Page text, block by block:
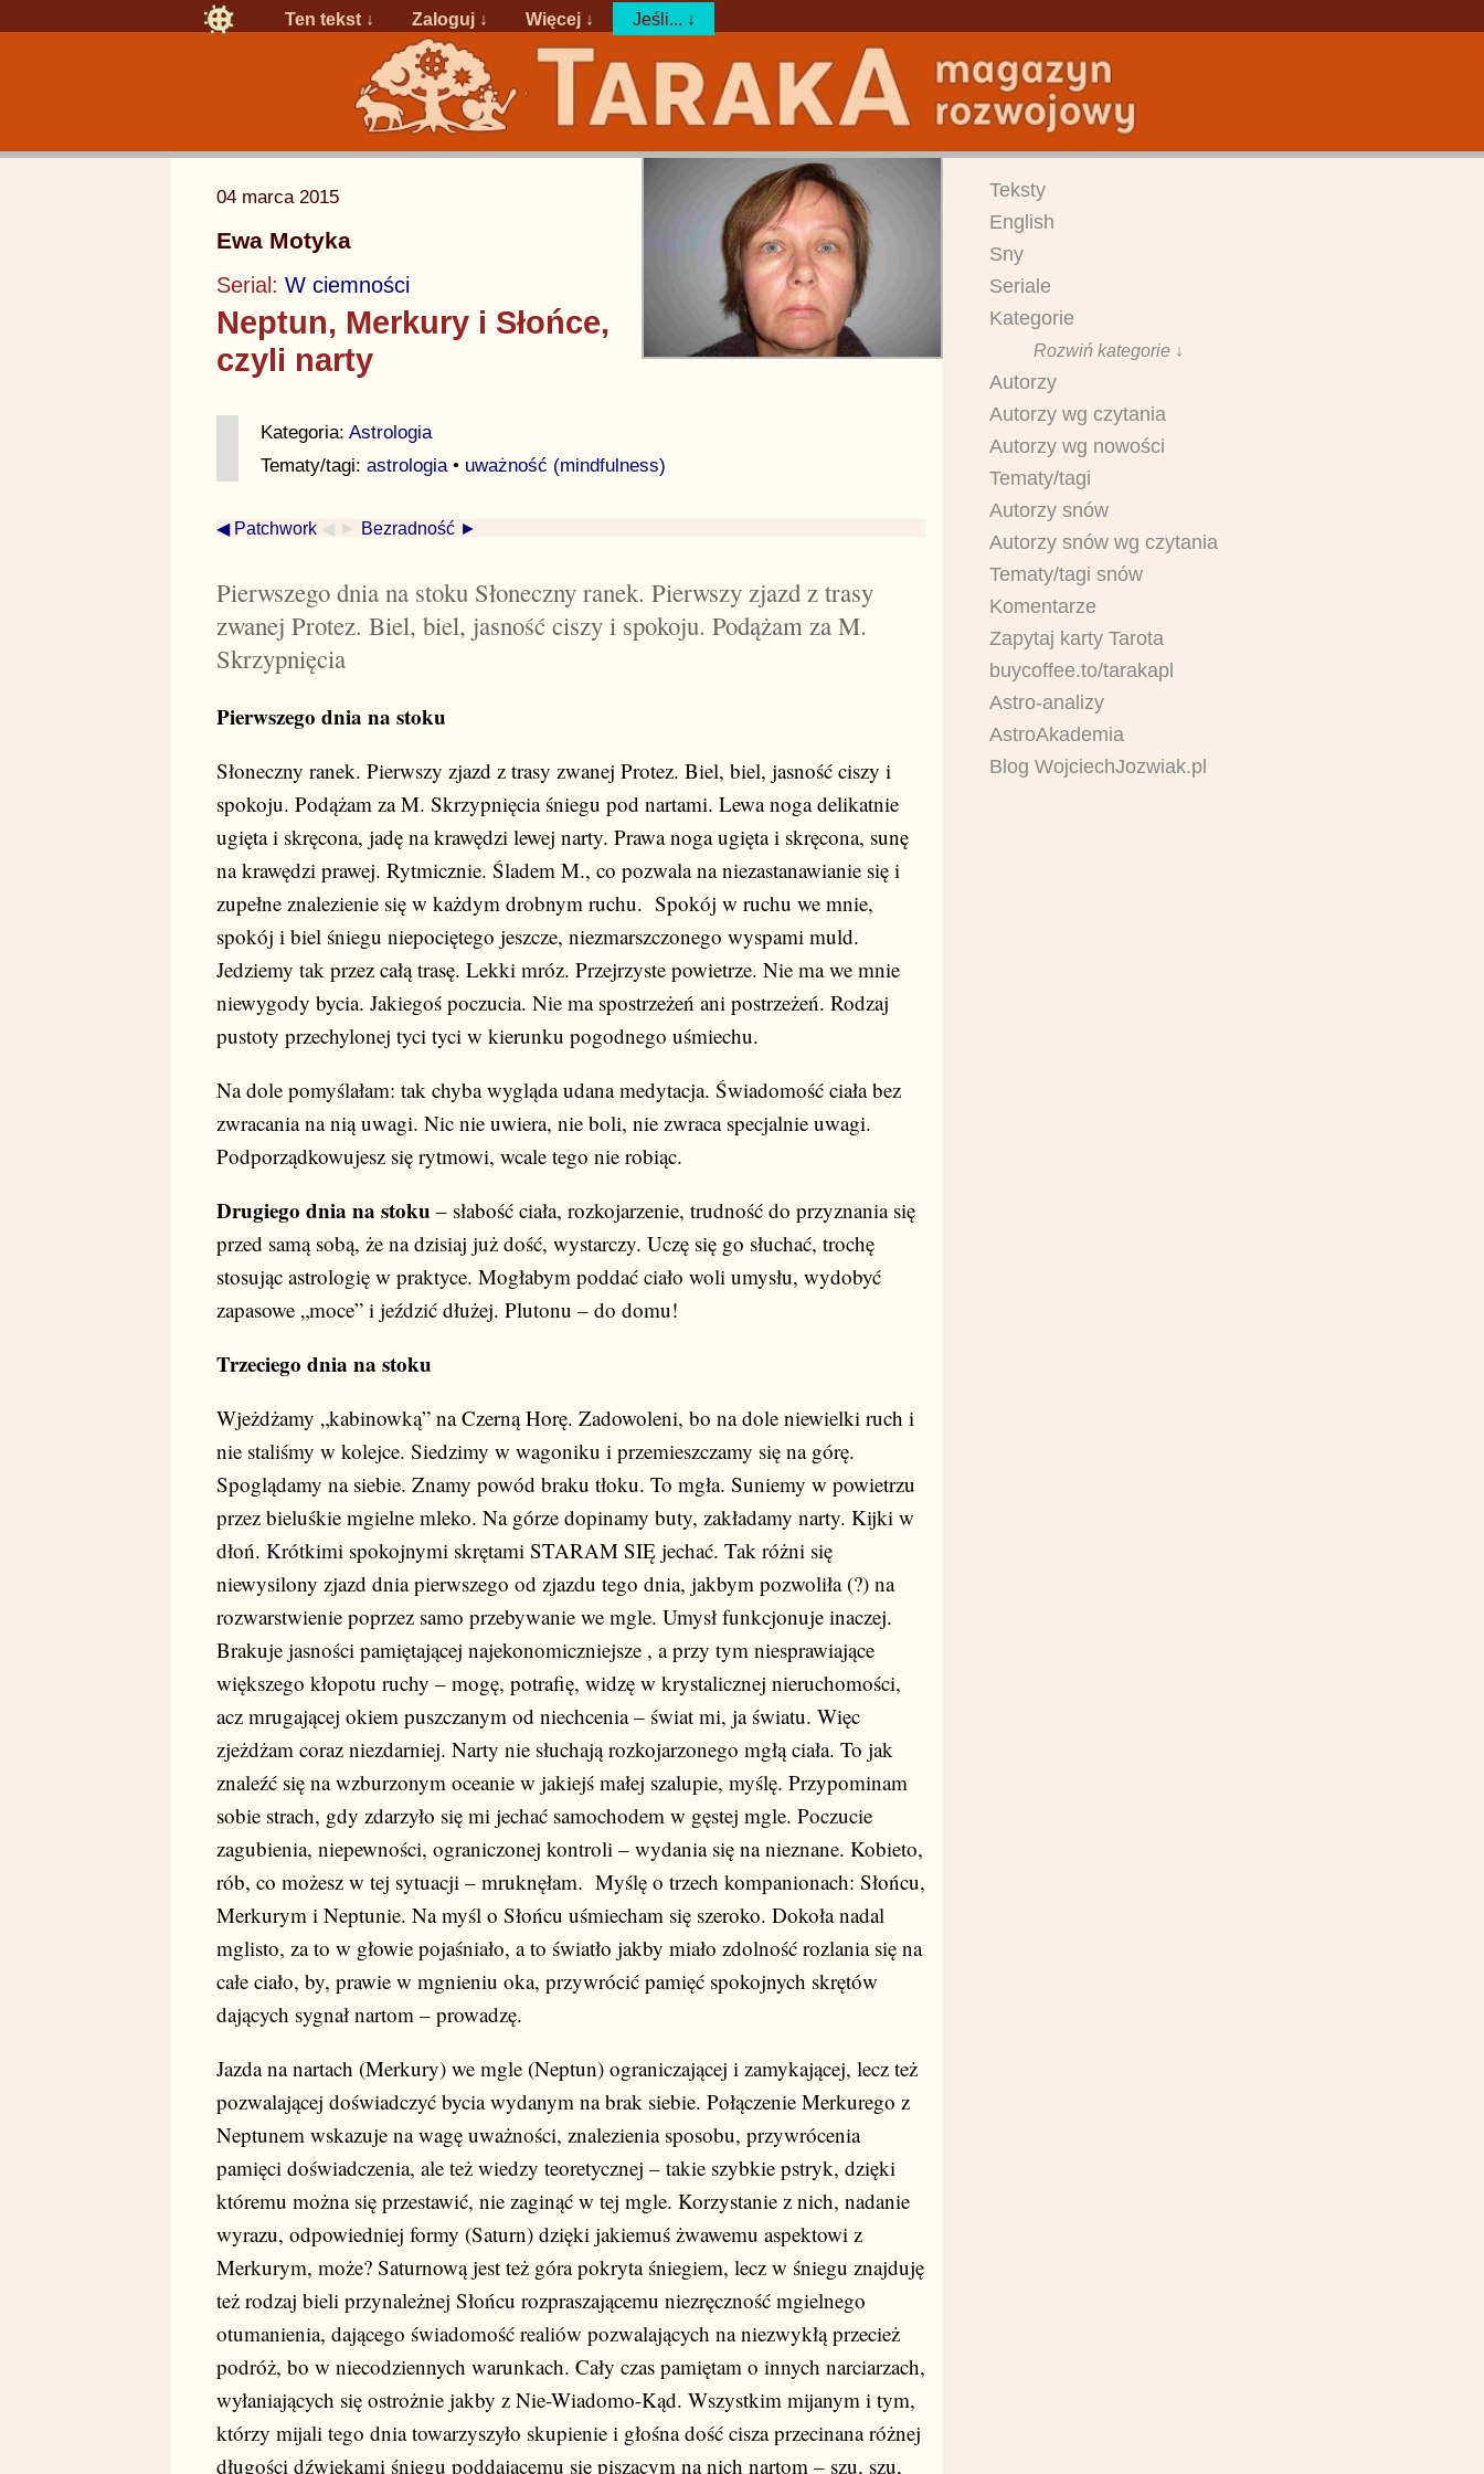
Ten tekst ↓ Zaloguj ↓ Więcej ↓ Jeśli... ↓
04 marca 2015
Ewa Motyka
Serial: W ciemności
Neptun, Merkury i Słońce,
czyli narty
Kategoria: Astrologia
Tematy/tagi: astrologia • uważność (mindfulness)
◀ Patchwork ◀ ► Bezradność ►
Pierwszego dnia na stoku Słoneczny ranek. Pierwszy zjazd z trasy
zwanej Protez. Biel, biel, jasność ciszy i spokoju. Podążam za M.
Skrzypnięcia
Pierwszego dnia na stoku
Słoneczny ranek. Pierwszy zjazd z trasy zwanej Protez. Biel, biel, jasność ciszy i
spokoju. Podążam za M. Skrzypnięcia śniegu pod nartami. Lewa noga delikatnie
ugięta i skręcona, jadę na krawędzi lewej narty. Prawa noga ugięta i skręcona, sunę
na krawędzi prawej. Rytmicznie. Śladem M., co pozwala na niezastanawianie się i
zupełne znalezienie się w każdym drobnym ruchu. Spokój w ruchu we mnie,
spokój i biel śniegu niepociętego jeszcze, niezmarszczonego wyspami muld.
Jedziemy tak przez całą trasę. Lekki mróz. Przejrzyste powietrze. Nie ma we mnie
niewygody bycia. Jakiegoś poczucia. Nie ma spostrzeżeń ani postrzeżeń. Rodzaj
pustoty przechylonej tyci tyci w kierunku pogodnego uśmiechu.
Na dole pomyślałam: tak chyba wygląda udana medytacja. Świadomość ciała bez
zwracania na nią uwagi. Nic nie uwiera, nie boli, nie zwraca specjalnie uwagi.
Podporządkowujesz się rytmowi, wcale tego nie robiąc.
Drugiego dnia na stoku – słabość ciała, rozkojarzenie, trudność do przyznania się
przed samą sobą, że na dzisiaj już dość, wystarczy. Uczę się go słuchać, trochę
stosując astrologię w praktyce. Mogłabym poddać ciało woli umysłu, wydobyć
zapasowe „moce” i jeździć dłużej. Plutonu – do domu!
Trzeciego dnia na stoku
Wjeżdżamy „kabinowką” na Czerną Horę. Zadowoleni, bo na dole niewielki ruch i
nie staliśmy w kolejce. Siedzimy w wagoniku i przemieszczamy się na górę.
Spoglądamy na siebie. Znamy powód braku tłoku. To mgła. Suniemy w powietrzu
przez bieluśkie mgielne mleko. Na górze dopinamy buty, zakładamy narty. Kijki w
dłoń. Krótkimi spokojnymi skrętami STARAM SIĘ jechać. Tak różni się
niewysilony zjazd dnia pierwszego od zjazdu tego dnia, jakbym pozwoliła (?) na
rozwarstwienie poprzez samo przebywanie we mgle. Umysł funkcjonuje inaczej.
Brakuje jasności pamiętającej najekonomiczniejsze , a przy tym niesprawiające
większego kłopotu ruchy – mogę, potrafię, widzę w krystalicznej nieruchomości,
acz mrugającej okiem puszczanym od niechcenia – świat mi, ja światu. Więc
zjeżdżam coraz niezdarniej. Narty nie słuchają rozkojarzonego mgłą ciała. To jak
znaleźć się na wzburzonym oceanie w jakiejś małej szalupie, myślę. Przypominam
sobie strach, gdy zdarzyło się mi jechać samochodem w gęstej mgle. Poczucie
zagubienia, niepewności, ograniczonej kontroli – wydania się na nieznane. Kobieto,
rób, co możesz w tej sytuacji – mruknęłam. Myślę o trzech kompanionach: Słońcu,
Merkurym i Neptunie. Na myśl o Słońcu uśmiecham się szeroko. Dokoła nadal
mglisto, za to w głowie pojaśniało, a to światło jakby miało zdolność rozlania się na
całe ciało, by, prawie w mgnieniu oka, przywrócić pamięć spokojnych skrętów
dających sygnał nartom – prowadzę.
Jazda na nartach (Merkury) we mgle (Neptun) ograniczającej i zamykającej, lecz też
pozwalającej doświadczyć bycia wydanym na brak siebie. Połączenie Merkurego z
Neptunem wskazuje na wagę uważności, znalezienia sposobu, przywrócenia
pamięci doświadczenia, ale też wiedzy teoretycznej – takie szybkie pstryk, dzięki
któremu można się przestawić, nie zaginąć w tej mgle. Korzystanie z nich, nadanie
wyrazu, odpowiedniej formy (Saturn) dzięki jakiemuś żwawemu aspektowi z
Merkurym, może? Saturnową jest też góra pokryta śniegiem, lecz w śniegu znajduję
też rodzaj bieli przynależnej Słońcu rozpraszającemu niezręczność mgielnego
otumanienia, dającego świadomość realiów pozwalających na niezwykłą przecież
podróż, bo w niecodziennych warunkach. Cały czas pamiętam o innych narciarzach,
wyłaniających się ostrożnie jakby z Nie-Wiadomo-Kąd. Wszystkim mijanym i tym,
którzy mijali tego dnia towarzyszyło skupienie i głośna dość cisza przecinana różnej
długości dźwiękami śniegu poddającemu się piszącym na nich nartom – szu, szu,
Teksty
English
Sny
Seriale
Kategorie
Rozwiń kategorie ↓
Autorzy
Autorzy wg czytania
Autorzy wg nowości
Tematy/tagi
Autorzy snów
Autorzy snów wg czytania
Tematy/tagi snów
Komentarze
Zapytaj karty Tarota
buycoffee.to/tarakapl
Astro-analizy
AstroAkademia
Blog WojciechJozwiak.pl